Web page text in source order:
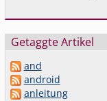
Getaggte Artikel
and
android
anleitung